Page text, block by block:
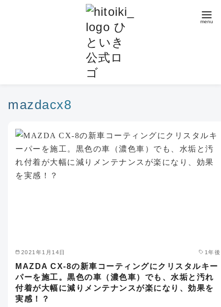
mazdacx8
2021年1月14日 1年後
MAZDA CX-8の新車コーティングにクリスタルキー
パーを施工。黒色の車（濃色車）でも、水垢と汚れ
付着が大幅に減りメンテナンスが楽になり、効果を
実感！？